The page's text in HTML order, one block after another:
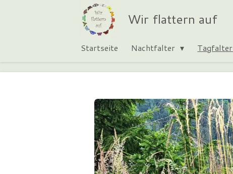
Wir flattern auf
Startseite Nachtfalter Tagfalter